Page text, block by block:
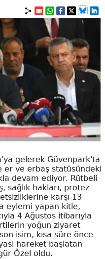
gelerek Güvenpark'ta
er ve erbaş statüsündeki
devam ediyor. Rütbeli
sağlık hakları, protez
karşı 13
eylemi yapan kitle,
4 Ağustos itibarıyla
yoğun ziyaret
isim, kısa süre önce
hareket başlatan
Özel oldu.